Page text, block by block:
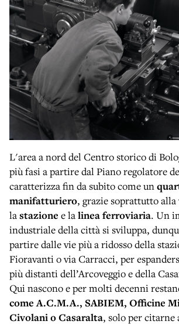
L'area a nord del Centro storico di
più fasi a partire dal Piano regolatore
caratterizza fin da subito come un
manifatturiero, grazie soprattutto
lastazione e lalinea ferroviaria. Un
industriale della città si sviluppa,
partire dalle vie più a ridosso della
Fioravanti o via Carracci, per
più distanti dell’Arcoveggio e della
Qui nascono e per molti decenni
come A.C.M.A., SABIEM, Officine
Civolani o Casaralta, solo per citarne